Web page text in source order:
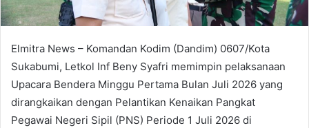
Elmitra News – Komandan Kodim (Dandim) 0607/Kota
Sukabumi, Letkol Inf Beny Syafri memimpin pelaksanaan
Upacara Bendera Minggu Pertama Bulan Juli 2026 yang
dirangkaikan dengan Pelantikan Kenaikan Pangkat
Pegawai Negeri Sipil (PNS) Periode 1 Juli 2026 di